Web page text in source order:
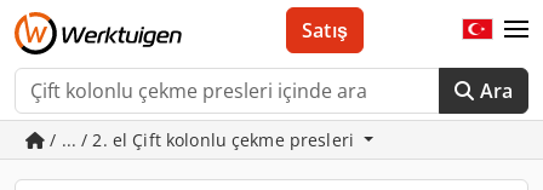
Ara
Satış
/ ... / 2. el Çift kolonlu çekme presleri